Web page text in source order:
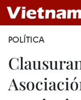
POLÍTICA